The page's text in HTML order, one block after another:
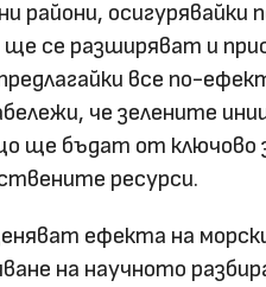
райони, осигурявайки
се разширяват и
все по-
че зелените
ще бъдат от ключово
ресурси.
ефекта на
на научното